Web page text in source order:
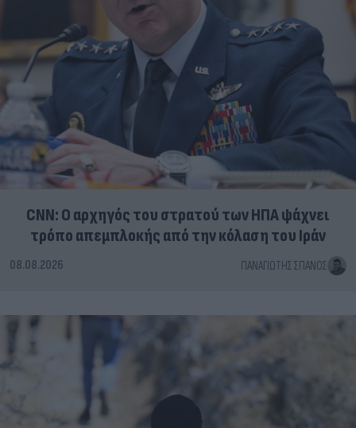
CNN: Ο αρχηγός του στρατού των ΗΠΑ ψάχνει
τρόπο απεμπλοκής από την κόλαση του Ιράν
08.08.2026 ΠΑΝΑΓΙΏΤΗΣ ΣΠΑΝΌΣ